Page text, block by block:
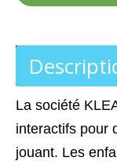
La société
interactifs pour
jouant. Les